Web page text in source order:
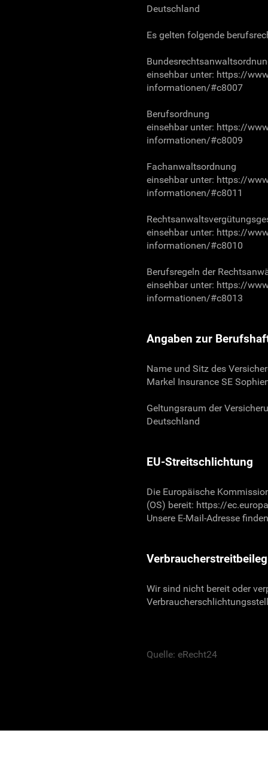
Deutschland
Es gelten folgende
einsehbar unter: https://
informationen/#c8007
Berufsordnung
einsehbar unter: https://
informationen/#c8009
Fachanwaltsordnung
einsehbar unter: https://
informationen/#c8011
einsehbar unter: https://
informationen/#c8010
Berufsregeln der
einsehbar unter: https://
informationen/#c8013
Angaben zur
Name und Sitz des
Markel Insurance SE
Geltungsraum der
Deutschland
EU-Streitschlichtung
Die Europäische
(OS) bereit: https://
Unsere E-Mail-Adresse
Wir sind nicht bereit oder
Quelle: eRecht24